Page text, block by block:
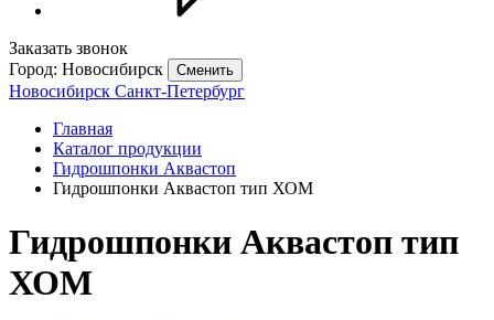
Заказать звонок
Город: Новосибирск
Сменить
Новосибирск Санкт-Петербург
Главная
Каталог продукции
Гидрошпонки Аквастоп
Гидрошпонки Аквастоп тип ХОМ
Гидрошпонки Аквастоп тип
ХОМ